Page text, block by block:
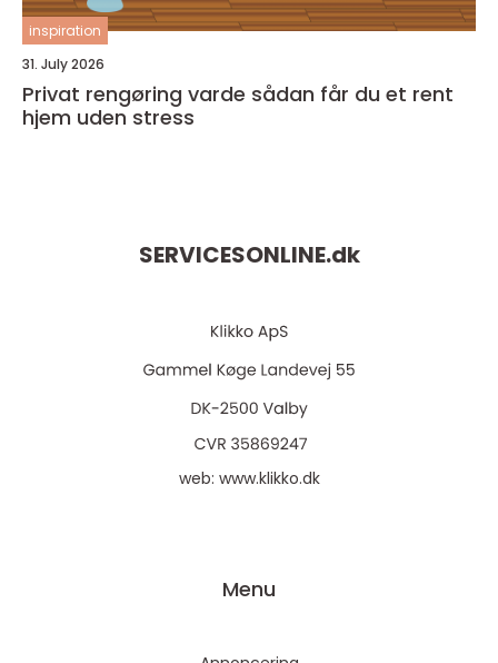
inspiration
31. July 2026
Privat rengøring varde sådan får du et rent
hjem uden stress
SERVICESONLINE.dk
web: www.klikko.dk
Menu